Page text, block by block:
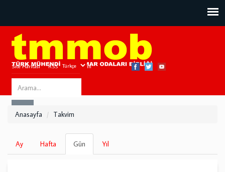
Site Haritası RSS Bize Ulaşın
Search
this
Anasayfa Takvim
Birincil
sekmeler
Ay Hafta Gün
sekme)
Yıl